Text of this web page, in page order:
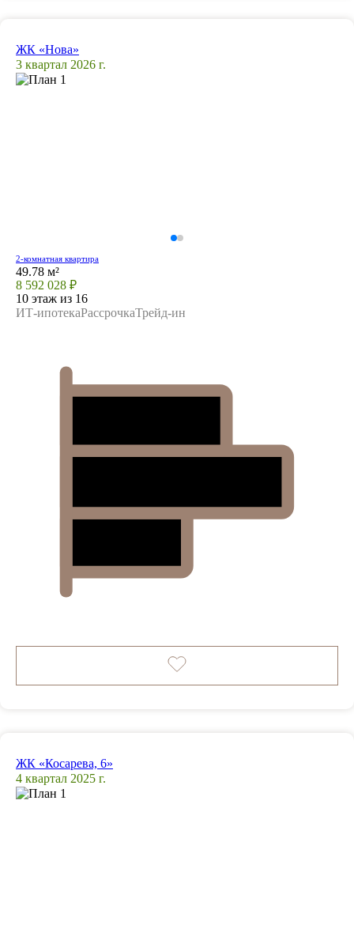
ЖК «Нова»
3 квартал 2026 г.
2-комнатная квартира
49.78 м²
8 592 028 ₽
10 этаж из 16
ИТ-ипотекаРассрочкаТрейд-ин
ЖК «Косарева, 6»
4 квартал 2025 г.